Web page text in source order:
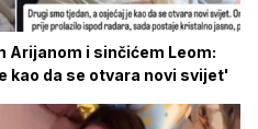
Arijanom i sinčićem Leom:
kao da se otvara novi svijet'